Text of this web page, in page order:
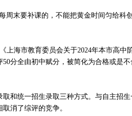
末要补课的，不能把黄金时间匀给科
海市教育委员会关于2024年本市高中
分全由初中赋分，被简化为合格或是不
统一招生录取三种方式。与自主招生
消了综评的竞争。